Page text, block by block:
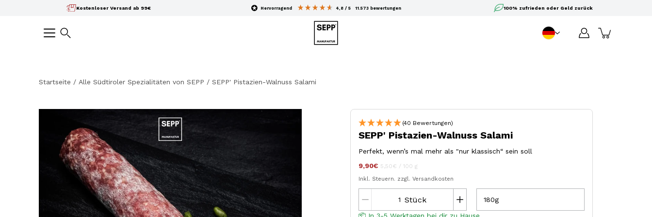
Kostenloser Versand ab 99€ hervorragend 4,8 / 5 11.573 bewertungen 100% zufrieden oder Geld zurück
DE
Startseite / Alle Südtiroler Spezialitäten von SEPP / SEPP' Pistazien-Walnuss Salami
(40 Bewertungen)
SEPP' Pistazien-Walnuss Salami
Perfekt, wenn’s mal mehr als "nur klassisch“ sein soll
9,90€ Stückpreis
5,50€ /
pro 100 g
jeder
Inkl. Steuern. zzgl. Versandkosten
Stück 180g